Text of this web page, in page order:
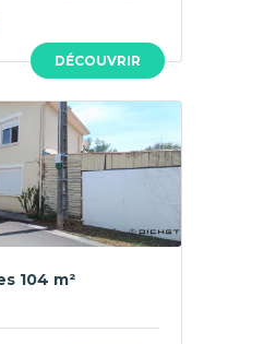
DÉCOUVRIR
104 m²